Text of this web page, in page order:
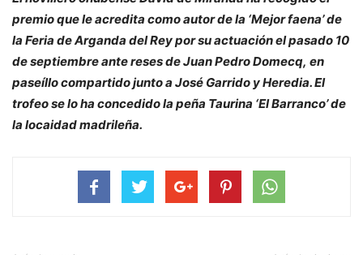
premio que le acredita como autor de la ‘Mejor faena’ de
la Feria de Arganda del Rey por su actuación el pasado 10
de septiembre ante reses de Juan Pedro Domecq, en
paseíllo compartido junto a José Garrido y Heredia. El
trofeo se lo ha concedido la peña Taurina ‘El Barranco’ de
la locaidad madrileña.